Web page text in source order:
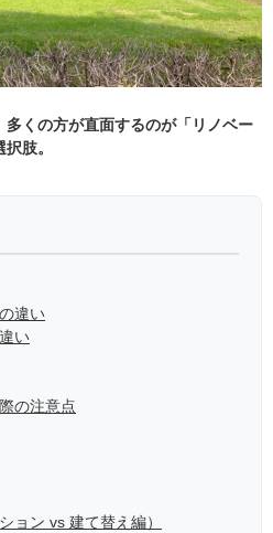
くの方が直面するのが「リノベー
肢。
違い
い
の注意点
ョン vs 建て替え編）